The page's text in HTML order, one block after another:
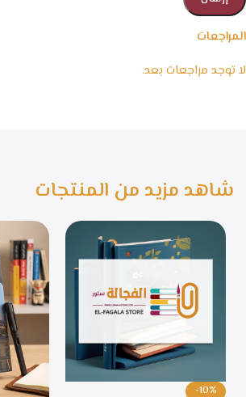
المراجعات
لا توجد مراجعات بعد.
شاهد مزيد من المنتجات
-10%